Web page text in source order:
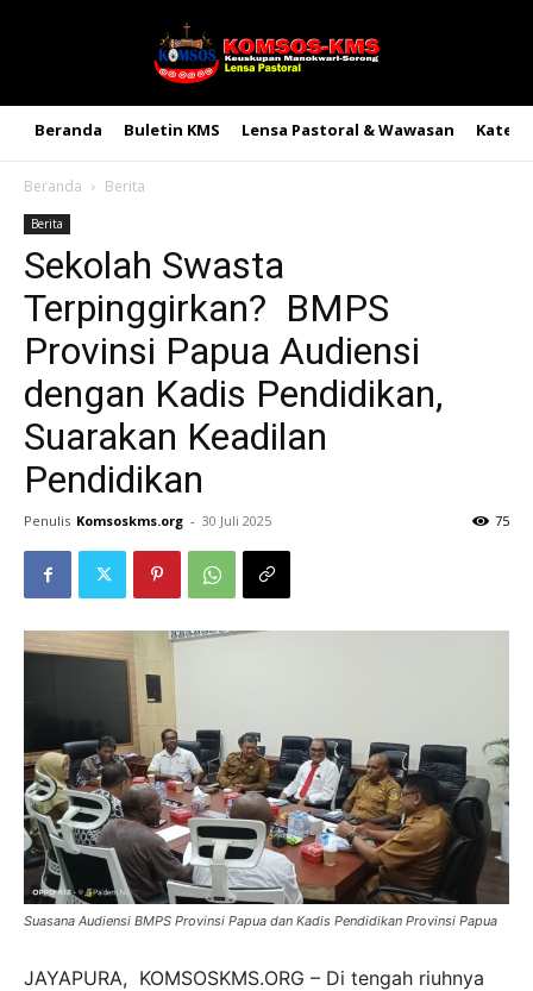
Beranda Buletin KMS Lensa Pastoral & Wawasan
Beranda Berita
Berita
Sekolah Swasta
Terpinggirkan? BMPS
Provinsi Papua Audiensi
dengan Kadis Pendidikan,
Suarakan Keadilan
Pendidikan
Penulis Komsoskms.org - 30 Juli 2025 75
Suasana Audiensi BMPS Provinsi Papua dan Kadis Pendidikan Provinsi Papua
JAYAPURA, KOMSOSKMS.ORG – Di tengah riuhnya